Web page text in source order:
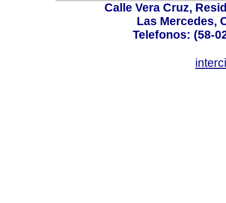
Calle Vera Cruz,
Las Mercedes,
Telefonos: (58-